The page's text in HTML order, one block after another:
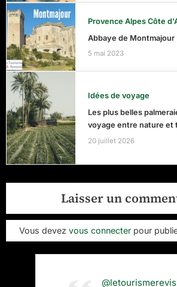
Provence Alpes Côte
Abbaye de Montmajour
5 mai 2023
Idées de voyage
Les plus belles
voyage entre nature et
20 juillet 2026
Laisser un
Vous devez vous connecterpour